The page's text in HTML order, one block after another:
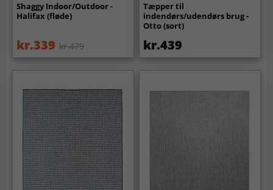
Shaggy Indoor/Outdoor -
Halifax (fløde)
kr.339 kr.479
Tæpper til
indendørs/udendørs brug -
Otto (sort)
kr.439